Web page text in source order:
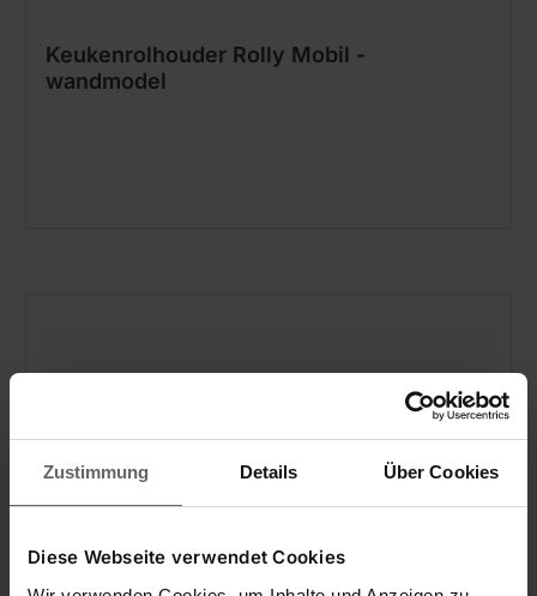
Zustimmung Details Über Cookies
Diese Webseite verwendet Cookies
Keukenrolhouder Rolly Mobil -
wandmodel